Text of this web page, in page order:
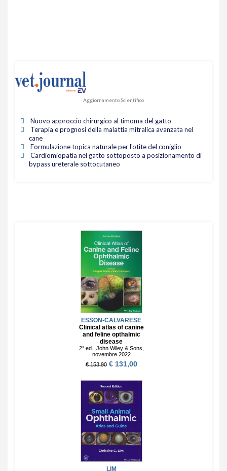
Aggiornamento Scientifico
Nuovo approccio chirurgico al timoma del gatto
Terapia e prognosi della malattia mitralica avanzata nel
cane
Formulazione topica naturale per l'otite del coniglio
Cardiomiopatia nel gatto sottoposto a posizionamento di
bypass ureterale sottocutaneo